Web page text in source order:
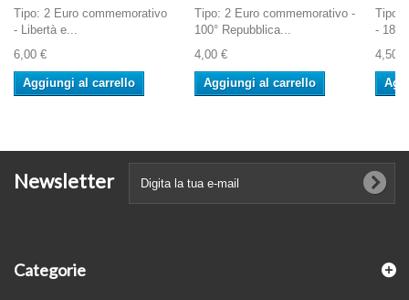
Tipo: 2 Euro commemorativo
- Libertà e...
6,00 €
Aggiungi al carrello
Tipo: 2 Euro commemorativo -
100° Repubblica...
4,00 €
Aggiungi al carrello
Tipo:
-
4,50 €
Newsletter
Categorie